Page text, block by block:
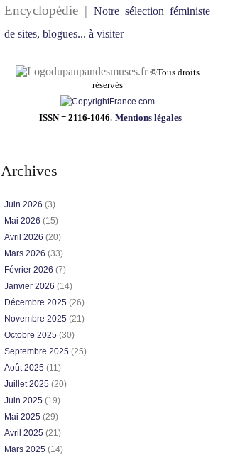
Encyclopédie | Notre sélection féministe
de sites, blogues... à visiter
pandesmuses.fr ©Tous droits
réservés
ISSN = 2116-1046. Mentions légales
Archives
Juin 2026 (3)
Mai 2026 (15)
Avril 2026 (20)
Mars 2026 (33)
Février 2026 (7)
Janvier 2026 (14)
Décembre 2025 (26)
Novembre 2025 (21)
Octobre 2025 (30)
Septembre 2025 (25)
Août 2025 (11)
Juillet 2025 (20)
Juin 2025 (19)
Mai 2025 (29)
Avril 2025 (21)
Mars 2025 (14)